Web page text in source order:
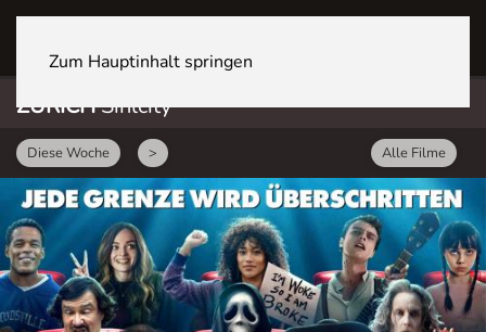
Zum Hauptinhalt springen
ZÜRICHSihlcity
Diese Woche > Alle Filme